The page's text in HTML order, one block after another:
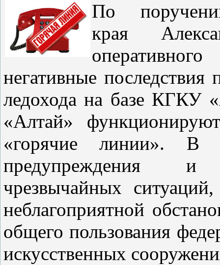
По
края
негативные
ледохода на базе КГКУ
«Алтай»
«горячие линии». В
предупреждения и
чрезвычайных
неблагоприятной
общего пользования
искусственных